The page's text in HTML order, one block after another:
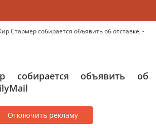
Стармер собирается объявить об отставке, -
собирается объявить об
Отключить рекламу